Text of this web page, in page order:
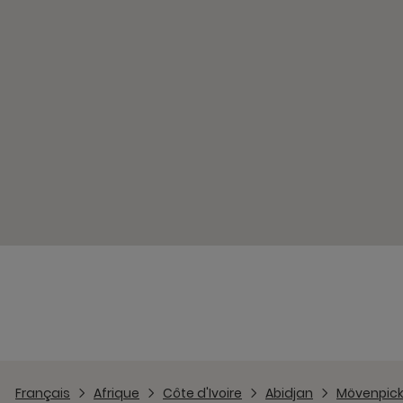
Français Afrique Côte d'Ivoire Abidjan